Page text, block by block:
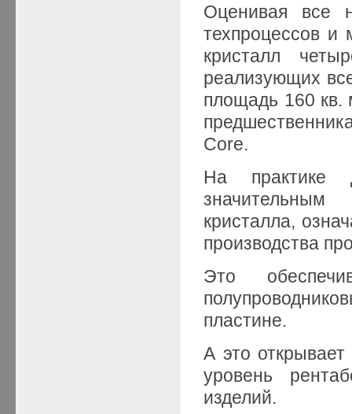
Оценивая все
техпроцессов и
кристалл
реализующих
площадь 160
Core.
На практике
кристалла,
производства
Это
пластине.
А это
уровень
изделий.